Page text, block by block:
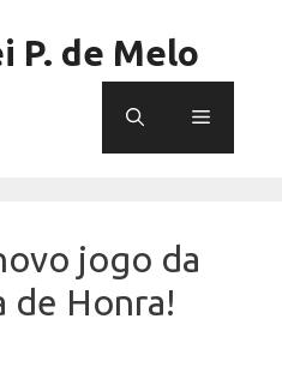
P. de Melo
Menu
jogo da
de Honra!